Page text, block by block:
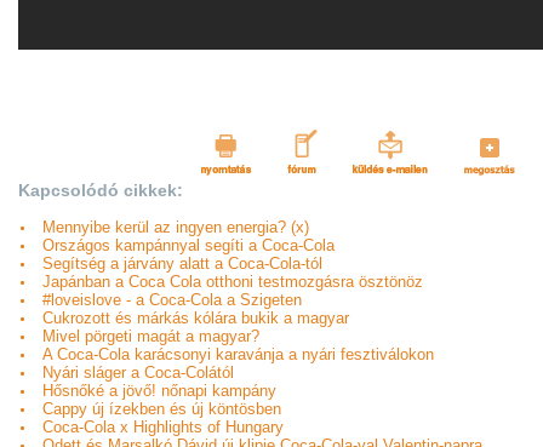
Kapcsolódó cikkek:
Mennyibe kerül az ingyen energia? (x)
Országos kampánnyal segíti a Coca-Cola
Segítség a járvány alatt a Coca-Cola-tól
Japánban a Coca Cola otthoni testmozgásra ösztönöz
#loveislove - a Coca-Cola a Szigeten
Cukrozott és márkás kólára bukik a magyar
Mivel pörgeti magát a magyar?
A Coca-Cola karácsonyi karavánja a nyári fesztiválokon
Nyári sláger a Coca-Colától
Hősnőké a jövő! nőnapi kampány
Cappy új ízekben és új köntösben
Coca-Cola x Highlights of Hungary